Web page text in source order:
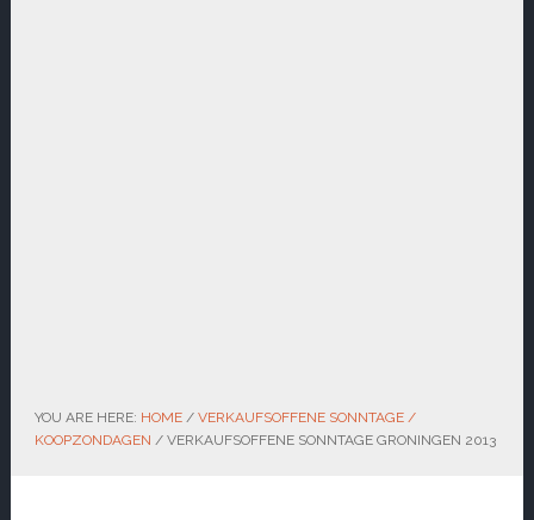
YOU ARE HERE: HOME / VERKAUFSOFFENE SONNTAGE /
KOOPZONDAGEN /VERKAUFSOFFENE SONNTAGE GRONINGEN 2013